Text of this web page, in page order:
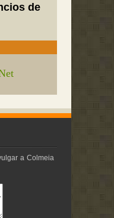
de
a Colmeia